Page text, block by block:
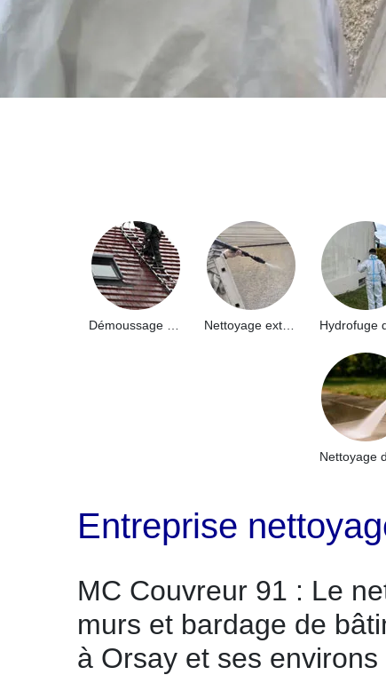
Nettoyage extérieur bâtiment industriel 91
Entreprise
MC Couvreur 91 : Le
murs et bardage de
à Orsay et ses